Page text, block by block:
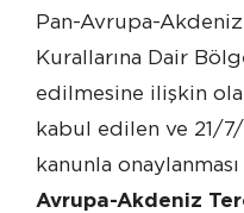
Pan-Avrupa-
Kurallarına Dair
edilmesine ilişkin
kabul edilen ve 21/
kanunla
Avrupa-Akdeniz